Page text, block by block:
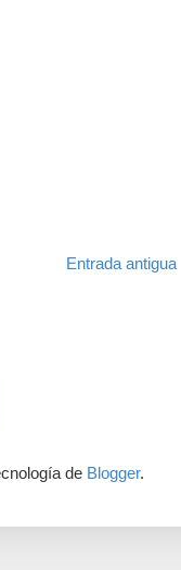
Entrada antigua
de Blogger.